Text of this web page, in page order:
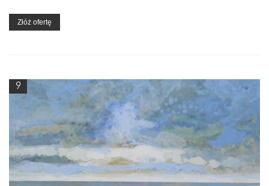
Złóż ofertę
9